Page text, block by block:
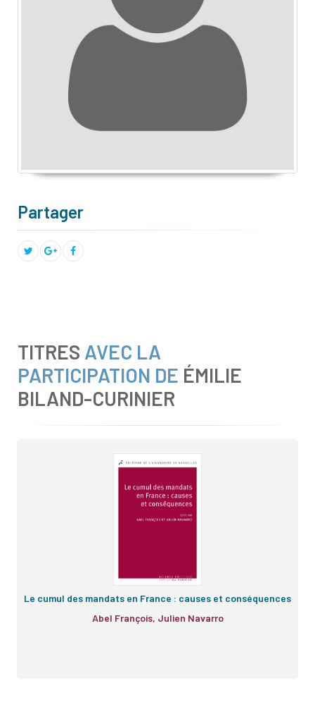
Partager
TITRES AVEC LA
PARTICIPATION DE ÉMILIE
BILAND-CURINIER
Le cumul des mandats en France : causes et conséquences
Abel François, Julien Navarro